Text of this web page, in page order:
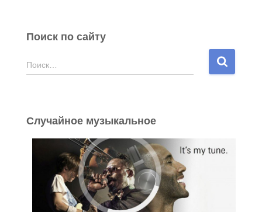
Поиск по сайту
Н
а
:
Поиск…
Случайное музыкальное